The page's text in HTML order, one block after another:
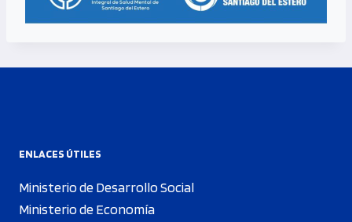
ENLACES ÚTILES
Ministerio de Desarrollo Social
Ministerio de Economía